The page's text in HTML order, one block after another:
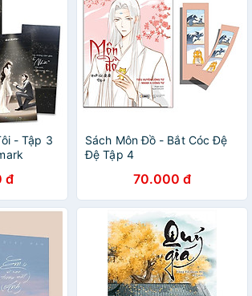
- Tập 3
đ
Sách Môn Đồ - Bắt Cóc Đệ
Đệ Tập 4
70.000 đ